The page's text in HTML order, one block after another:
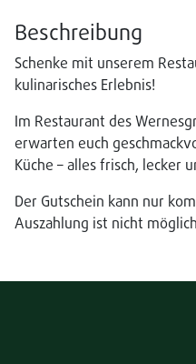
s
c
h
i
n
M
n
g
Beschreibung
Schenke mit unserem
kulinarisches Erlebnis!
Im Restaurant des
erwarten euch
Küche – alles frisch, lecker
Der Gutschein kann nur
Auszahlung ist nicht